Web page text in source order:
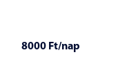
8000 Ft/nap